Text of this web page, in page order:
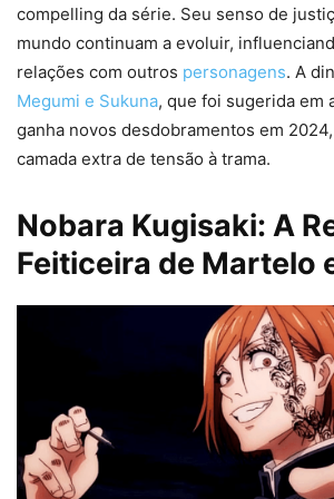
compelling da série. Seu senso de
mundo continuam a evoluir,
relações com outros personagens. A
Megumi e Sukuna, que foi sugerida em
ganha novos desdobramentos em
camada extra de tensão à trama.
Nobara Kugisaki: A
Feiticeira de Martelo